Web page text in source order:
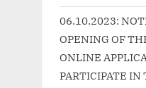
06.10.2023:
OPENING OF
ONLINE
PARTICIPATE IN